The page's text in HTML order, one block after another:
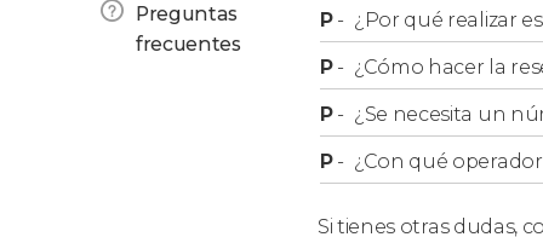
rascacielos como las Torres Petronas y las
tendremos la oportunidad de acercarnos a
, donde veremos cafeterías,
Preguntas
frecuentes
P- ¿Por qué realizar
P- ¿Cómo hacer la
P- ¿Se necesita un
P- ¿Con qué
Si tienes otras dudas,